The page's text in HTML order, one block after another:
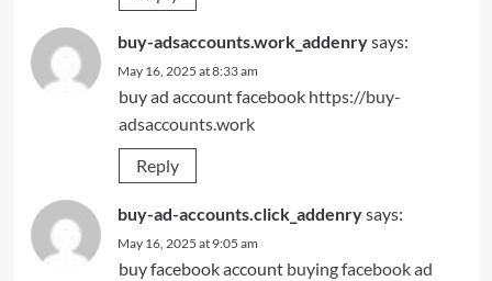
buy-adsaccounts.work_addenrysays:
May 16, 2025 at 8:33 am
buy ad account facebook https://buy-
adsaccounts.work
Reply
buy-ad-accounts.click_addenrysays:
May 16, 2025 at 9:05 am
buy facebook account buying facebook ad